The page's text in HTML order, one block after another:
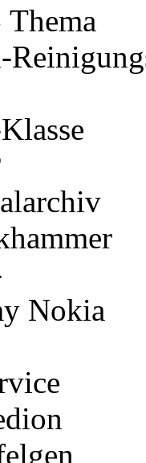
Nokia